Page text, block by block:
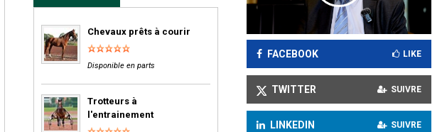
Chevaux prêts à courir
Disponible en parts
Trotteurs à
l'entrainement
FACEBOOK LIKE
TWITTER SUIVRE
LINKEDIN SUIVRE